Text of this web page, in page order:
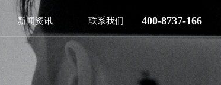
400-8737-166
新闻资讯 联系我们